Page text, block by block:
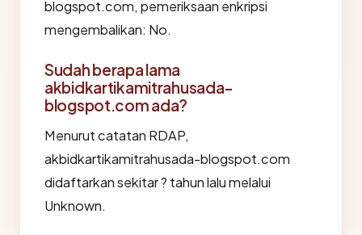
blogspot.com, pemeriksaan enkripsi
mengembalikan: No.
Sudah berapa lama
akbidkartikamitrahusada-
blogspot.com ada?
Menurut catatan RDAP,
akbidkartikamitrahusada-blogspot.com
didaftarkan sekitar ? tahun lalu melalui
Unknown.